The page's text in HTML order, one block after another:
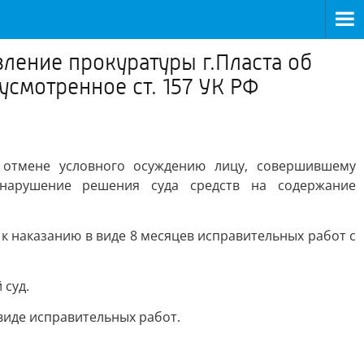
прокуратуры г.Пласта об
ст. 157 УК РФ
условного осуждению лицу, совершившему
решения суда средств на содержание
наказанию в виде 8 месяцев исправительных работ с
исправительных работ.